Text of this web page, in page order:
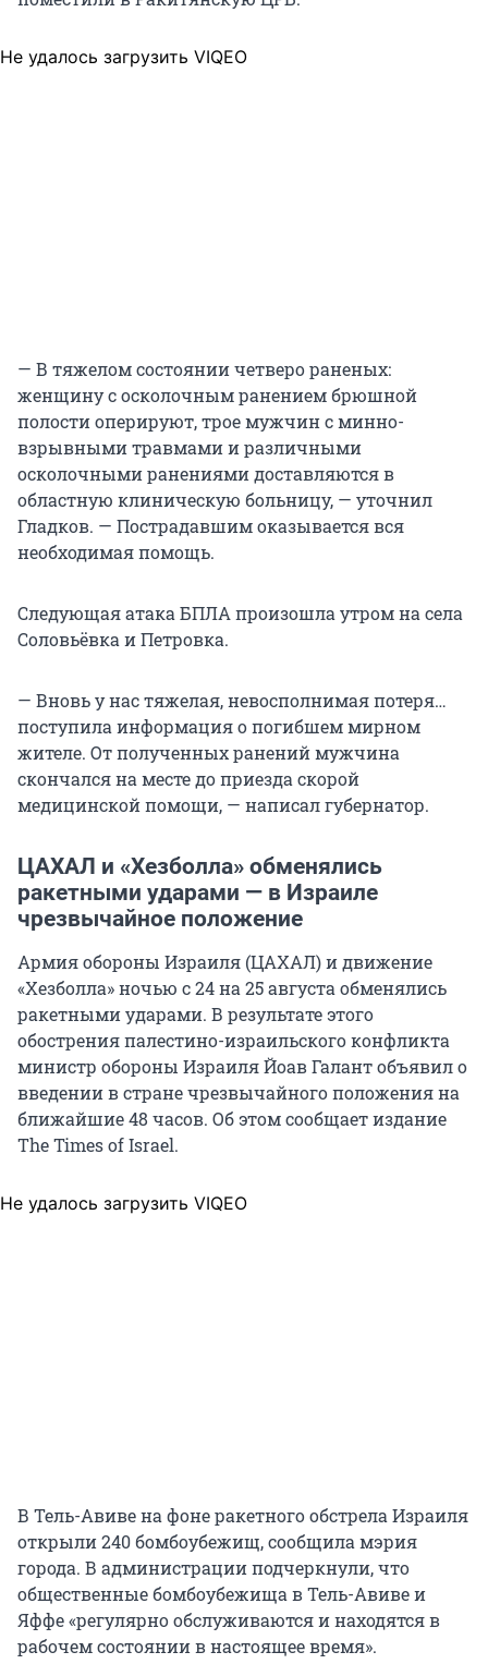
Не удалось загрузить VIQEO
— В тяжелом состоянии четверо раненых:
женщину с осколочным ранением брюшной
полости оперируют, трое мужчин с минно-
взрывными травмами и различными
осколочными ранениями доставляются в
областную клиническую больницу, — уточнил
Гладков. — Пострадавшим оказывается вся
необходимая помощь.
Следующая атака БПЛА произошла утром на села
Соловьёвка и Петровка.
— Вновь у нас тяжелая, невосполнимая потеря…
поступила информация о погибшем мирном
жителе. От полученных ранений мужчина
скончался на месте до приезда скорой
медицинской помощи, — написал губернатор.
ЦАХАЛ и «Хезболла» обменялись
ракетными ударами — в Израиле
чрезвычайное положение
Армия обороны Израиля (ЦАХАЛ) и движение
«Хезболла» ночью с 24 на 25 августа обменялись
ракетными ударами. В результате этого
обострения палестино-израильского конфликта
министр обороны Израиля Йоав Галант объявил о
введении в стране чрезвычайного положения на
ближайшие 48 часов. Об этом сообщает издание
The Times of Israel.
Не удалось загрузить VIQEO
В Тель-Авиве на фоне ракетного обстрела Израиля
открыли 240 бомбоубежищ, сообщила мэрия
города. В администрации подчеркнули, что
общественные бомбоубежища в Тель-Авиве и
Яффе «регулярно обслуживаются и находятся в
рабочем состоянии в настоящее время».